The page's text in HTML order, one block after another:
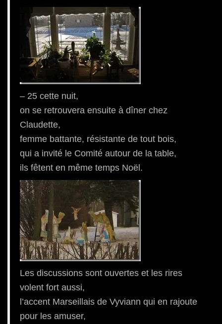
– 25 cette nuit,
on se retrouvera ensuite à dîner chez
Claudette,
femme battante, résistante de tout bois,
qui a invité le Comité autour de la table,
ils fêtent en même temps Noël.
Les discussions sont ouvertes et les rires
volent fort aussi,
l’accent Marseillais de Vyviann qui en rajoute
pour les amuser,